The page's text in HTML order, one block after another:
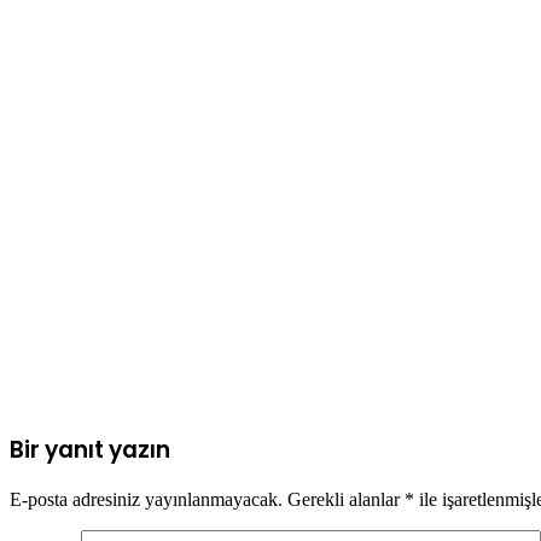
Bir yanıt yazın
E-posta adresiniz yayınlanmayacak. Gerekli alanlar * ile